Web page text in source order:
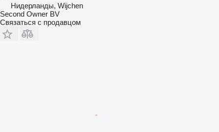
Нидерланды, Wijchen
Second Owner BV
Связаться с продавцом